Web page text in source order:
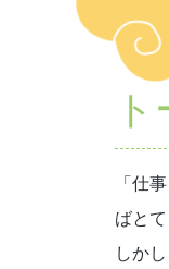
「仕
ばと
しか